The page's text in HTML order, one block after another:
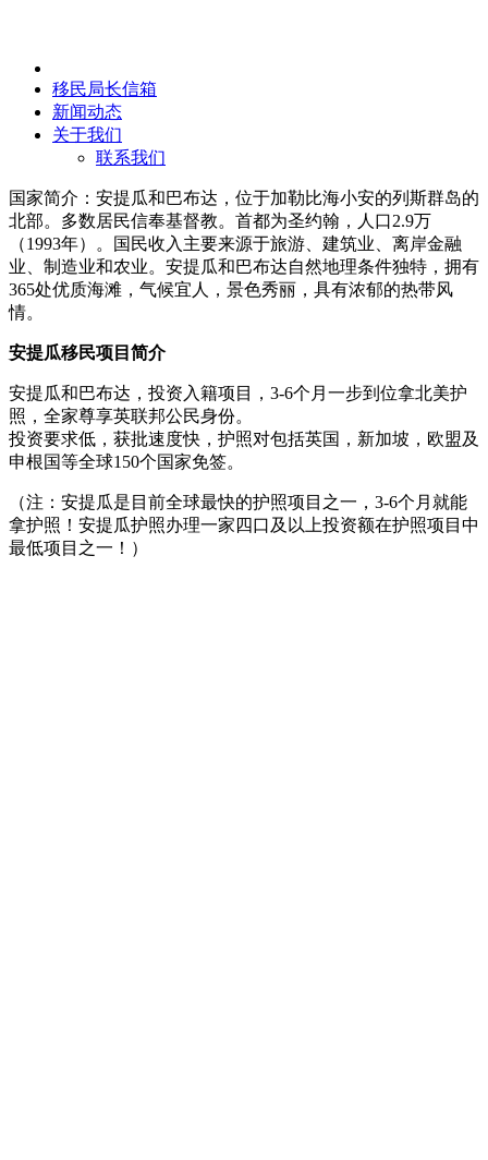
移民局长信箱
新闻动态
关于我们
联系我们
国家简介：安提瓜和巴布达，位于加勒比海小安的列斯群岛的
北部。多数居民信奉基督教。首都为圣约翰，人口2.9万
（1993年）。国民收入主要来源于旅游、建筑业、离岸金融
业、制造业和农业。安提瓜和巴布达自然地理条件独特，拥有
365处优质海滩，气候宜人，景色秀丽，具有浓郁的热带风
情。
安提瓜移民项目简介
安提瓜和巴布达，投资入籍项目，3-6个月一步到位拿北美护
照，全家尊享英联邦公民身份。
投资要求低，获批速度快，护照对包括英国，新加坡，欧盟及
申根国等全球150个国家免签。
（注：安提瓜是目前全球最快的护照项目之一，3-6个月就能
拿护照！安提瓜护照办理一家四口及以上投资额在护照项目中
最低项目之一！）